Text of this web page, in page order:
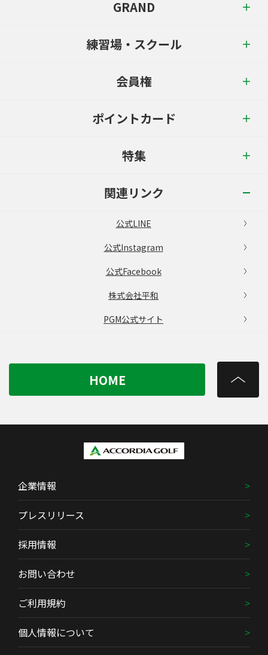
GRAND
練習場・スクール
会員権
ポイントカード
特集
関連リンク
公式LINE
公式Instagram
公式Facebook
株式会社平和
PGM公式サイト
HOME
企業情報
プレスリリース
採用情報
お問い合わせ
ご利用規約
個人情報について